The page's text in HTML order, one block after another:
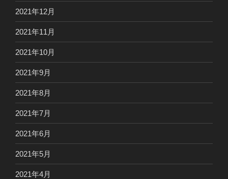
2021年12月
2021年11月
2021年10月
2021年9月
2021年8月
2021年7月
2021年6月
2021年5月
2021年4月